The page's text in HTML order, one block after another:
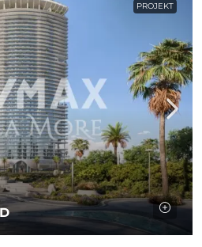
PROJEKT